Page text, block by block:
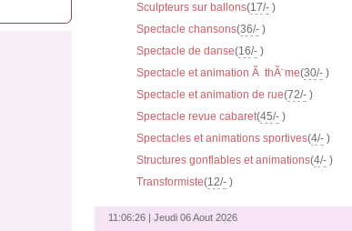
Sculpteurs sur ballons(17/- )
Spectacle chansons(36/- )
Spectacle de danse(16/- )
Spectacle et animation Ã thÃ¨me(30/- )
Spectacle et animation de rue(72/- )
Spectacle revue cabaret(45/- )
Spectacles et animations sportives(4/- )
Structures gonflables et animations(4/- )
Transformiste(12/- )
11:06:27 | Jeudi 06 Aout 2026